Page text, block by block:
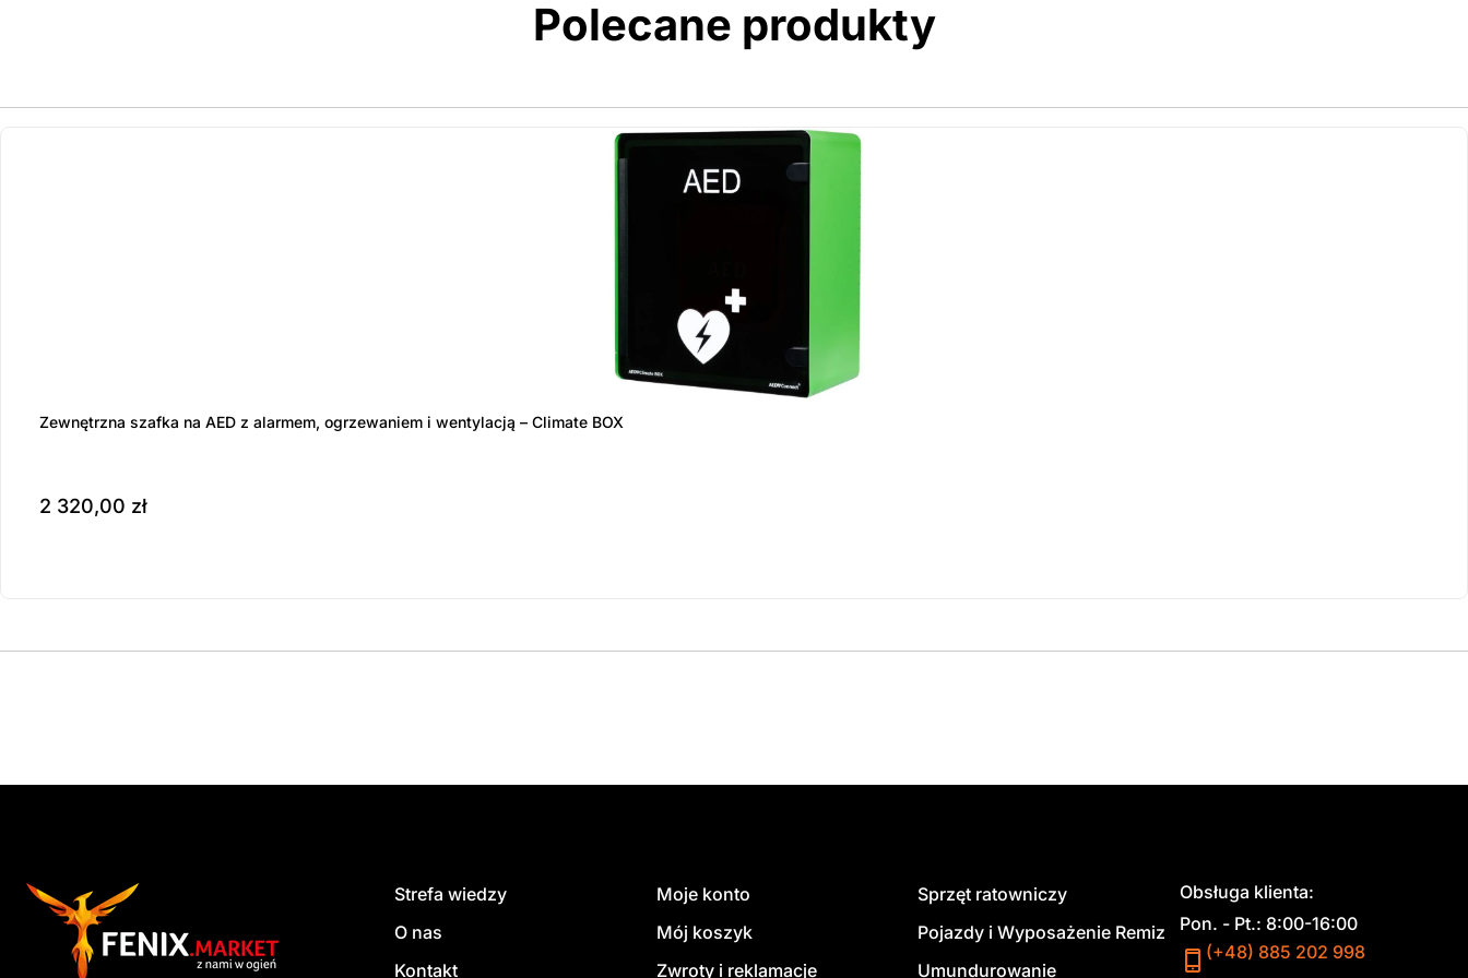
Polecane produkty
Zewnętrzna szafka na AED z alarmem, ogrzewaniem i wentylacją – Climate BOX
2 320,00 zł
Strefa wiedzy
O nas
Kontakt
Moje konto
Mój koszyk
Zwroty i reklamacje
Sprzęt ratowniczy
Pojazdy i Wyposażenie Remiz
Umundurowanie
Obsługa klienta:
Pon. - Pt.: 8:00-16:00
(+48) 885 202 998